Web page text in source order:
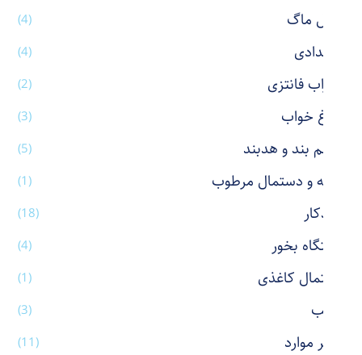
تراول ماگ (4)
جامدادی (4)
جوراب فانتزی (2)
چراغ خواب (3)
چشم بند و هدبند (5)
حوله و دستمال مرطوب (1)
خودکار (18)
دستگاه بخور (4)
دستمال کاغذی (1)
رژ لب (3)
سایر موارد (11)